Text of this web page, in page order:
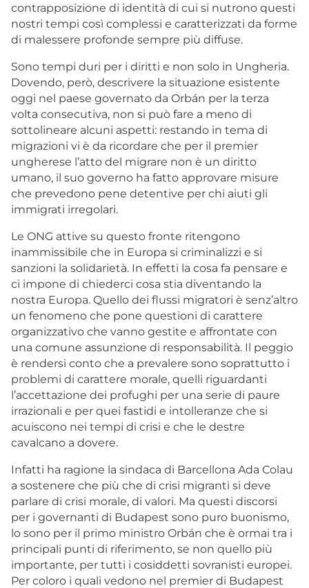
contrapposizione di identità di cui si nutrono questi
nostri tempi così complessi e caratterizzati da forme
di malessere profonde sempre più diffuse.
Sono tempi duri per i diritti e non solo in Ungheria.
Dovendo, però, descrivere la situazione esistente
oggi nel paese governato da Orbán per la terza
volta consecutiva, non si può fare a meno di
sottolineare alcuni aspetti: restando in tema di
migrazioni vi è da ricordare che per il premier
ungherese l’atto del migrare non è un diritto
umano, il suo governo ha fatto approvare misure
che prevedono pene detentive per chi aiuti gli
immigrati irregolari.
Le ONG attive su questo fronte ritengono
inammissibile che in Europa si criminalizzi e si
sanzioni la solidarietà. In effetti la cosa fa pensare e
ci impone di chiederci cosa stia diventando la
nostra Europa. Quello dei flussi migratori è senz’altro
un fenomeno che pone questioni di carattere
organizzativo che vanno gestite e affrontate con
una comune assunzione di responsabilità. Il peggio
è rendersi conto che a prevalere sono soprattutto i
problemi di carattere morale, quelli riguardanti
l’accettazione dei profughi per una serie di paure
irrazionali e per quei fastidi e intolleranze che si
acuiscono nei tempi di crisi e che le destre
cavalcano a dovere.
Infatti ha ragione la sindaca di Barcellona Ada Colau
a sostenere che più che di crisi migranti si deve
parlare di crisi morale, di valori. Ma questi discorsi
per i governanti di Budapest sono puro buonismo,
lo sono per il primo ministro Orbán che è ormai tra i
principali punti di riferimento, se non quello più
importante, per tutti i cosiddetti sovranisti europei.
Per coloro i quali vedono nel premier di Budapest